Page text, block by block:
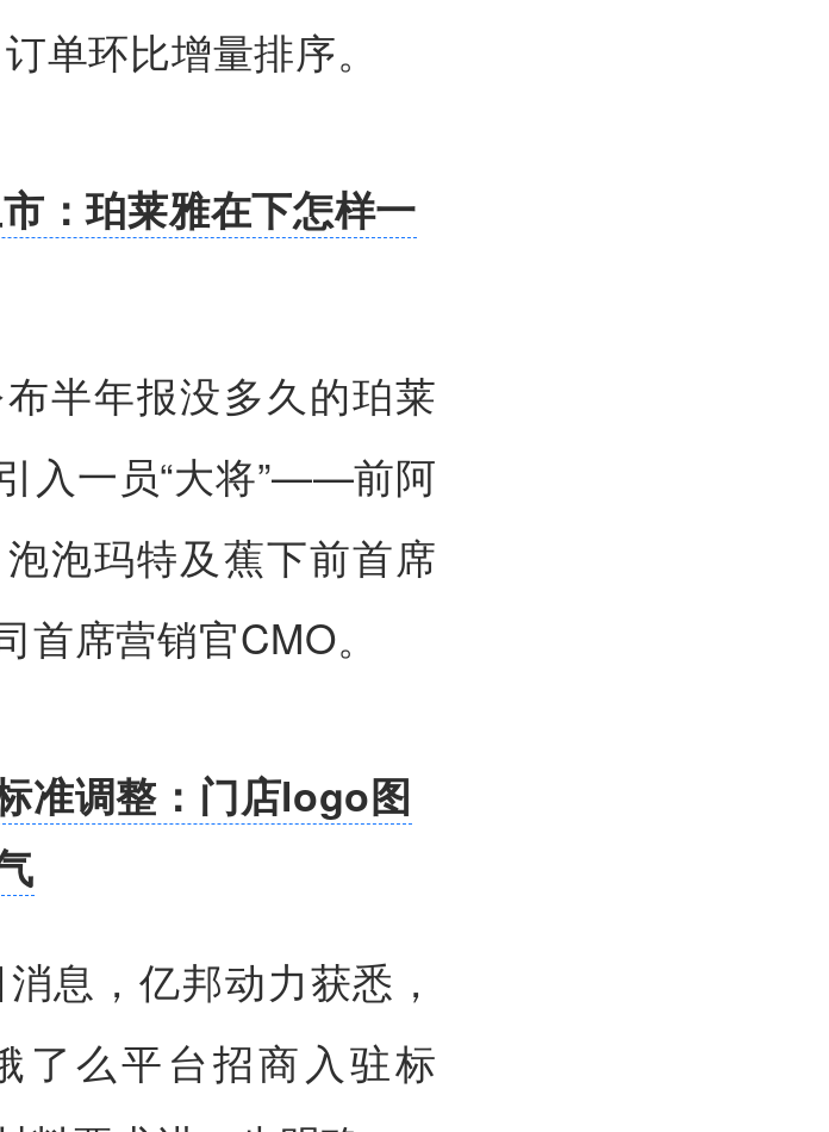
单环比增量排序。
：珀莱雅在下怎样一
半年报没多久的珀莱
入一员“大将”——前阿
泡玛特及蕉下前首席
席营销官CMO。
准调整：门店logo图
息，亿邦动力获悉，
了么平台招商入驻标